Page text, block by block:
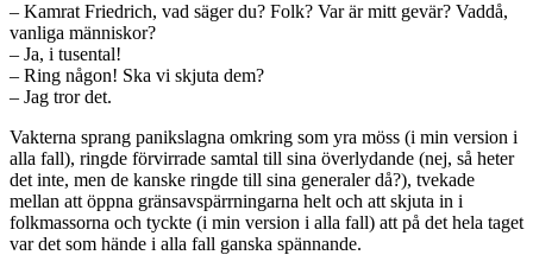
– Kamrat Friedrich, vad säger du? Folk? Var är mitt gevär? Vaddå,
vanliga människor?
– Ja, i tusental!
– Ring någon! Ska vi skjuta dem?
– Jag tror det.
Vakterna sprang panikslagna omkring som yra möss (i min version i
alla fall), ringde förvirrade samtal till sina överlydande (nej, så heter
det inte, men de kanske ringde till sina generaler då?), tvekade
mellan att öppna gränsavspärrningarna helt och att skjuta in i
folkmassorna och tyckte (i min version i alla fall) att på det hela taget
var det som hände i alla fall ganska spännande.